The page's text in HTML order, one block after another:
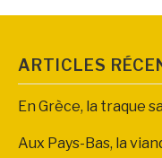
ARTICLES
En Grèce, la traque
Aux Pays-Bas, la